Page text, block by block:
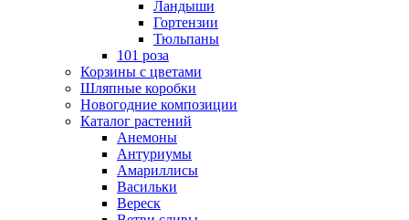
Ландыши
Гортензии
Тюльпаны
101 роза
Корзины с цветами
Шляпные коробки
Новогодние композиции
Каталог растений
Анемоны
Антуриумы
Амариллисы
Васильки
Вереск